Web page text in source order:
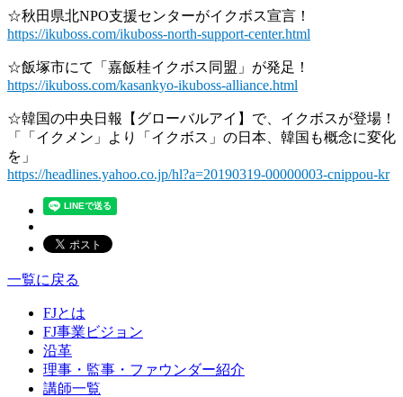
☆秋田県北NPO支援センターがイクボス宣言！
https://ikuboss.com/ikuboss-north-support-center.html
☆飯塚市にて「嘉飯桂イクボス同盟」が発足！
https://ikuboss.com/kasankyo-ikuboss-alliance.html
☆韓国の中央日報【グローバルアイ】で、イクボスが登場！
「「イクメン」より「イクボス」の日本、韓国も概念に変化
を」
https://headlines.yahoo.co.jp/hl?a=20190319-00000003-cnippou-kr
一覧に戻る
FJとは
FJ事業ビジョン
沿革
理事・監事・ファウンダー紹介
講師一覧